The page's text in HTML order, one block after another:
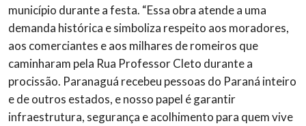
município durante a festa. “Essa obra atende a uma
demanda histórica e simboliza respeito aos moradores,
aos comerciantes e aos milhares de romeiros que
caminharam pela Rua Professor Cleto durante a
procissão. Paranaguá recebeu pessoas do Paraná inteiro
e de outros estados, e nosso papel é garantir
infraestrutura, segurança e acolhimento para quem vive